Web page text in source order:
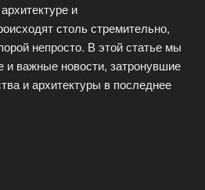
и
столь стремительно,
непросто. В этой статье мы
важные новости, затронувшие
и архитектуры в последнее